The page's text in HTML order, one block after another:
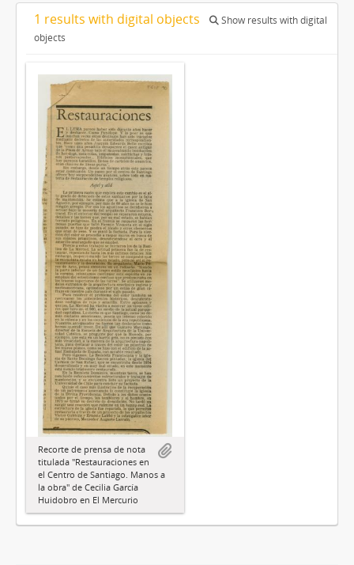
1 results with digital objects
Show results with digital
objects
Recorte de prensa de nota
titulada "Restauraciones en
el Centro de Santiago. Manos a
la obra" de Cecilia García
Huidobro en El Mercurio